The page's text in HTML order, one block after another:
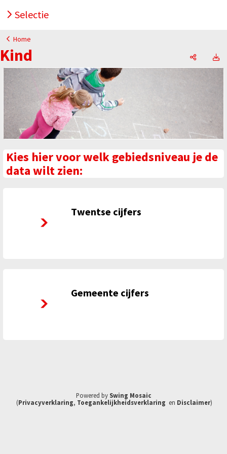
Selectie
Home
Kind Kind,
Kies hier voor welk gebiedsniveau je de
data wilt zien:
Twentse cijfers
Twentse cijfers
Gemeente cijfers
Gemeente cijfers
Powered by Swing Mosaic
(Privacyverklaring, Toegankelijkheidsverklaring en Disclaimer)